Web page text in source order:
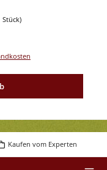
Stück)
Kaufen vom Experten